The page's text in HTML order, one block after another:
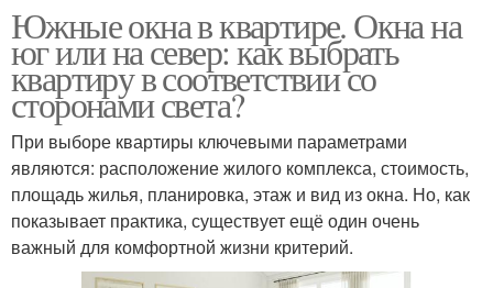
Южные окна в квартире. Окна на
юг или на север: как выбрать
квартиру в соответствии со
сторонами света?
При выборе квартиры ключевыми параметрами
являются: расположение жилого комплекса, стоимость,
площадь жилья, планировка, этаж и вид из окна. Но, как
показывает практика, существует ещё один очень
важный для комфортной жизни критерий.